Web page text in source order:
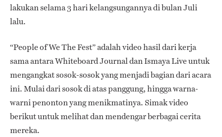
lakukan selama 3 hari kelangsungannya di bulan Juli
lalu.
“People of We The Fest” adalah video hasil dari kerja
sama antara Whiteboard Journal dan Ismaya Live untuk
mengangkat sosok-sosok yang menjadi bagian dari acara
ini. Mulai dari sosok di atas panggung, hingga warna-
warni penonton yang menikmatinya. Simak video
berikut untuk melihat dan mendengar berbagai cerita
mereka.